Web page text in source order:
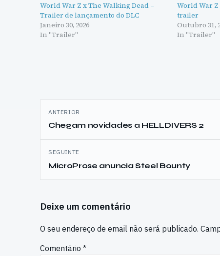
World War Z x The Walking Dead –
Trailer de lançamento do DLC
Janeiro 30, 2026
In "Trailer"
World War
trailer
Outubro 31,
In "Trailer"
Navegação
de
artigos
ANTERIOR
Chegam novidades a HELLDIVERS 2
SEGUINTE
MicroProse anuncia Steel Bounty
Deixe um comentário
O seu endereço de email não será publicado.
Comentário *